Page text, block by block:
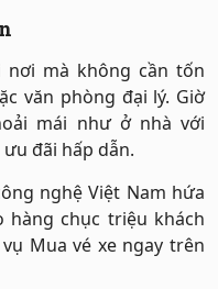
nơi mà không cần tốn
văn phòng đại lý. Giờ
mái như ở nhà với
đãi hấp dẫn.
nghệ Việt Nam hứa
chục triệu khách
Mua vé xe ngay trên